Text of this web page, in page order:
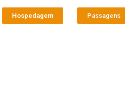
Hospedagem Passagens